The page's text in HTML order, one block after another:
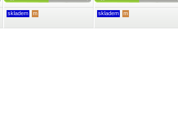
skladem m skladem m